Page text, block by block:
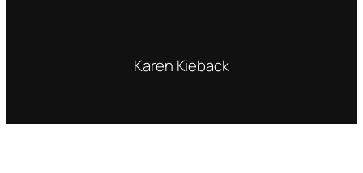
Karen Kieback